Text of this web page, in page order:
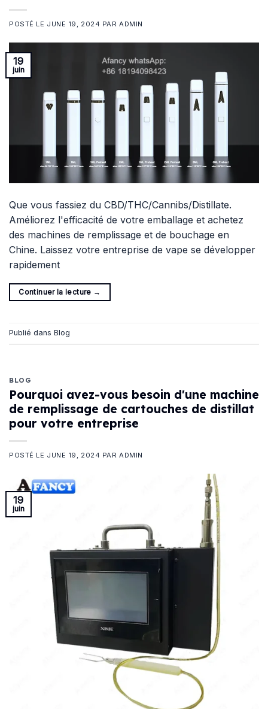
POSTÉ LE JUNE 19, 2024 PARADMIN
19
juin
Que vous fassiez du CBD/THC/Cannibs/Distillate.
Améliorez l'efficacité de votre emballage et achetez
des machines de remplissage et de bouchage en
Chine. Laissez votre entreprise de vape se développer
rapidement
Continuer la lecture →
Publié dans Blog
BLOG
Pourquoi avez-vous besoin d'une machine
de remplissage de cartouches de distillat
pour votre entreprise
POSTÉ LE JUNE 19, 2024 PARADMIN
19
juin